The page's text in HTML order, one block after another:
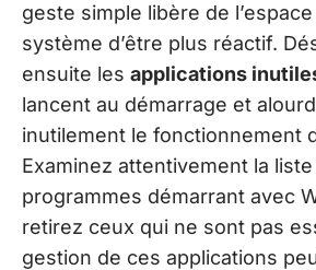
geste simple libère de
système d’être plus réactif.
ensuite les applications
lancent au démarrage et
inutilement le fonctionnement
Examinez attentivement la
programmes démarrant avec
retirez ceux qui ne sont pas
gestion de ces applications